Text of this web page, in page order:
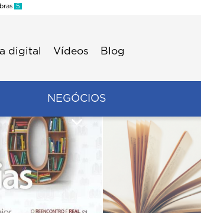
5
digital Vídeos Blog
NEGÓCIOS